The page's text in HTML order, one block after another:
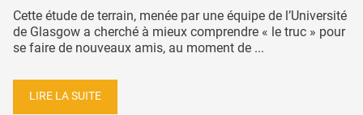
Cette étude de terrain, menée par une équipe de l’Université
de Glasgow a cherché à mieux comprendre « le truc » pour
se faire de nouveaux amis, au moment de ...
LIRE LA SUITE